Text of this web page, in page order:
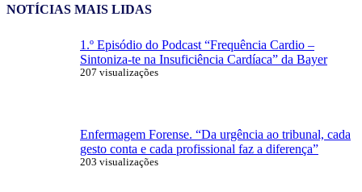
NOTÍCIAS MAIS LIDAS
1.º Episódio do Podcast “Frequência Cardio –
Sintoniza-te na Insuficiência Cardíaca” da Bayer
207 visualizações
Enfermagem Forense. “Da urgência ao tribunal, cada
gesto conta e cada profissional faz a diferença”
203 visualizações